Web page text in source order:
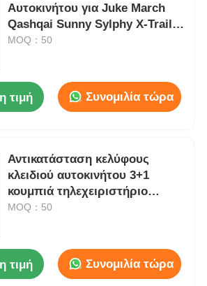
Αυτοκινήτου για Juke March
Qashqai Sunny Sylphy X-Trail
Auto Key Fob Shell
MOQ：50
τιμή Συνομιλία τώρα
Αντικατάσταση κελύφους
κλειδιού αυτοκινήτου 3+1
κουμπιά τηλεχειριστήριο
κλειδιού FCCID KR55WK49622
MOQ：50
τιμή Συνομιλία τώρα